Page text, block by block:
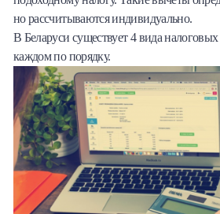
Потребительский кредит
Карта КАКТУС
Продукты для Бизнеса
но рассчитываются индивидуально.
В Беларуси существует 4 вида
каждом по порядку.